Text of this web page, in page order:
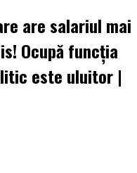
are salariul mai
Ocupă funcția
este uluitor |